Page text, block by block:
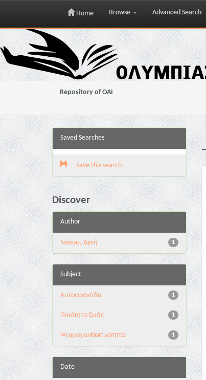
Skip
navigation
Home Browse Advanced Search
Repository of OAI
Saved Searches
Save this search
Discover
Author
1
Νάκου, Αγνή
Subject
1
Αυτοφροντίδα
1
Ποιότητα ζωής
1
Ψυχική ανθεκτικότητα
Date